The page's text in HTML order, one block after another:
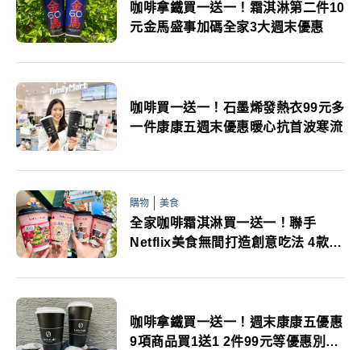
咖啡拿鐵買一送一！霜淇淋第二件10
元金馬盛事加碼全家3大週末優惠
咖啡買一送一！石墨烯發熱衣99元多
一件康康五週末優惠暖心抗首波寒流
購物 美食
全家咖啡霜淇淋買一送一！聯手
Netflix美食無間打造創意吃法 4款聖
咖啡拿鐵買一送一！週末康康五優惠
9項商品買1送1 2件99元等優惠別錯